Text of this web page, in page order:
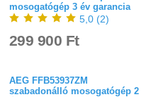
mosogatógép 3 év garancia
5,0 (2)
299 900 Ft
AEG FFB53937ZM
szabadonálló mosogatógép 2